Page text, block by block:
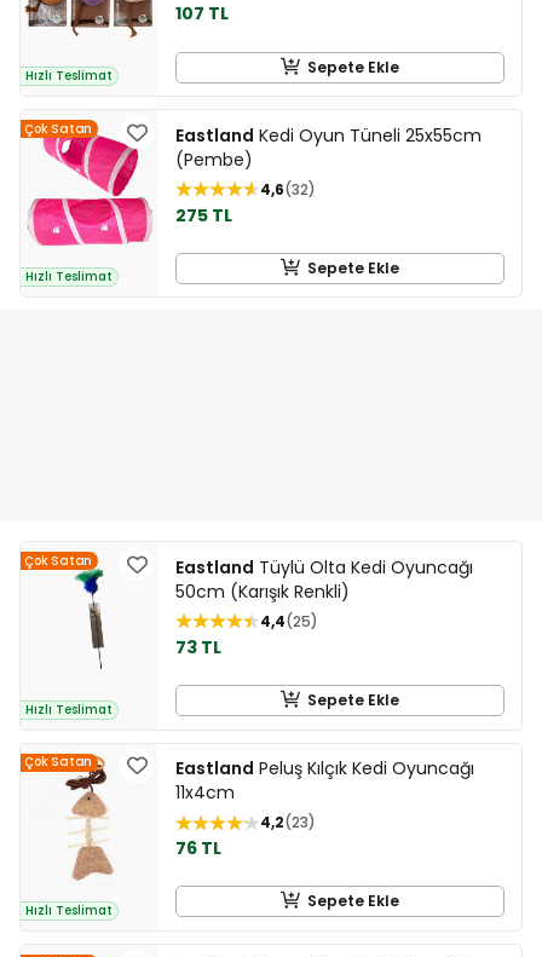
Hızlı Teslimat
107 TL
Sepete Ekle
Çok Satan
Hızlı Teslimat
Eastland Kedi Oyun Tüneli 25x55cm
(Pembe)
4,6 32
275 TL
Sepete Ekle
Çok Satan
Hızlı Teslimat
Eastland Tüylü Olta Kedi Oyuncağı
50cm (Karışık Renkli)
4,4 25
73 TL
Sepete Ekle
Çok Satan
Hızlı Teslimat
Eastland Peluş Kılçık Kedi Oyuncağı
11x4cm
4,2 23
76 TL
Sepete Ekle